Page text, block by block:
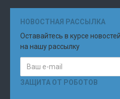
НОВОСТНАЯ РАССЫЛКА
Оставайтесь в курсе
на нашу рассылку
ЗАЩИТА ОТ РОБОТОВ